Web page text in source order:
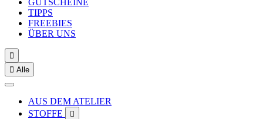
GUTSCHEINE
TIPPS
FREEBIES
ÜBER UNS

 Alle
AUS DEM ATELIER
STOFFE
